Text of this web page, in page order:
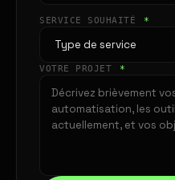
SERVICE SOUHAITÉ *
VOTRE PROJET *